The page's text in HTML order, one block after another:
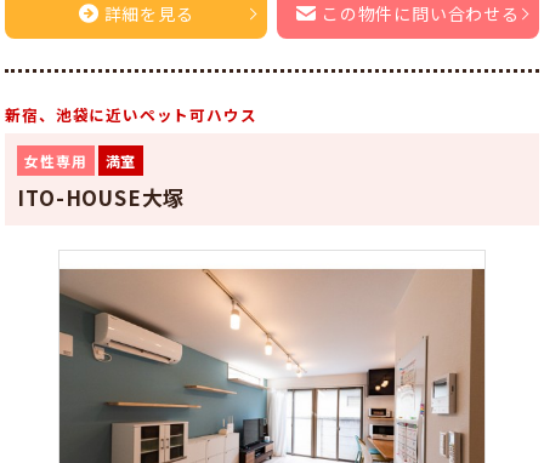
詳細を見る この物件に問い合わせる
新宿、池袋に近いペット可ハウス
女性専用 満室
ITO-HOUSE大塚